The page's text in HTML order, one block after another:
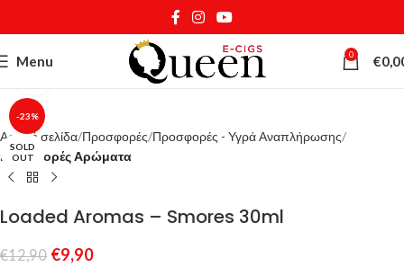
Menu 0 €
-23%
SOLD
OUT
Κάντε κλικ για μεγέθυνση
Αρχική σελίδα Προσφορές Προσφορές - Υγρά Αναπλήρωσης
Προσφορές Αρώματα
Loaded Aromas – Smores 30ml
€12,90 €9,90